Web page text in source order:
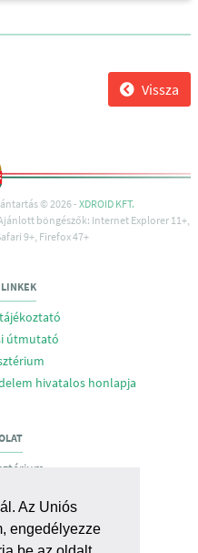
Az Uniós
engedélyezze
Vissza
© 2026 - XDROID KFT.
böngészők: Internet Explorer 11+,
9+, Firefox 47+
útmutató
hivatalos honlapja
Csere J. u 9.
,bmgf@am.gov.hu